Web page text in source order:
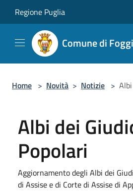
Regione Puglia
Comune di
Home > Novità > Notizie >
Albi dei
Popolari
Aggiornamento degli Albi dei
di Assise e di Corte di Assise di